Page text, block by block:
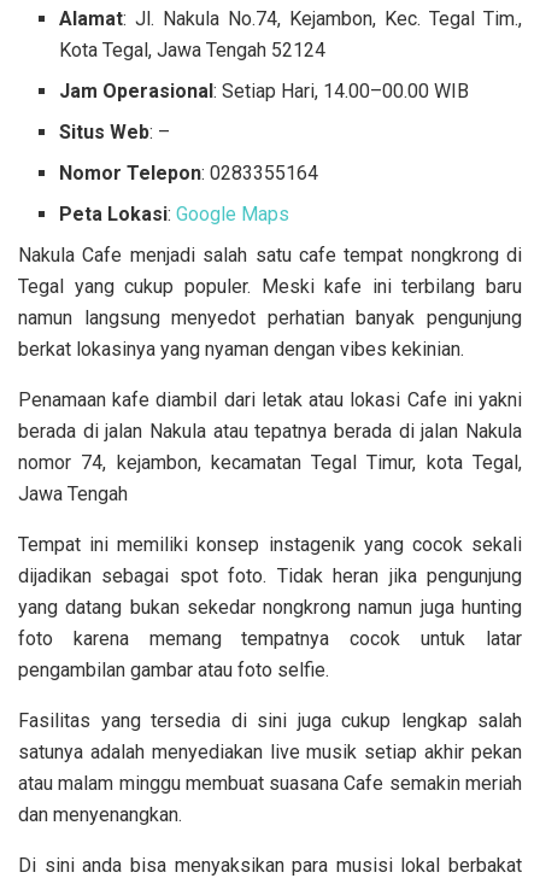
Alamat: Jl. Nakula No.74, Kejambon, Kec. Tegal Tim.,
Kota Tegal, Jawa Tengah 52124
Jam Operasional: Setiap Hari, 14.00–00.00 WIB
Situs Web: –
Nomor Telepon: 0283355164
Peta Lokasi:Google Maps
Nakula Cafe menjadi salah satu cafe tempat nongkrong di
Tegal yang cukup populer. Meski kafe ini terbilang baru
namun langsung menyedot perhatian banyak pengunjung
berkat lokasinya yang nyaman dengan vibes kekinian.
Penamaan kafe diambil dari letak atau lokasi Cafe ini yakni
berada di jalan Nakula atau tepatnya berada di jalan Nakula
nomor 74, kejambon, kecamatan Tegal Timur, kota Tegal,
Jawa Tengah
Tempat ini memiliki konsep instagenik yang cocok sekali
dijadikan sebagai spot foto. Tidak heran jika pengunjung
yang datang bukan sekedar nongkrong namun juga hunting
foto karena memang tempatnya cocok untuk latar
pengambilan gambar atau foto selfie.
Fasilitas yang tersedia di sini juga cukup lengkap salah
satunya adalah menyediakan live musik setiap akhir pekan
atau malam minggu membuat suasana Cafe semakin meriah
dan menyenangkan.
Di sini anda bisa menyaksikan para musisi lokal berbakat